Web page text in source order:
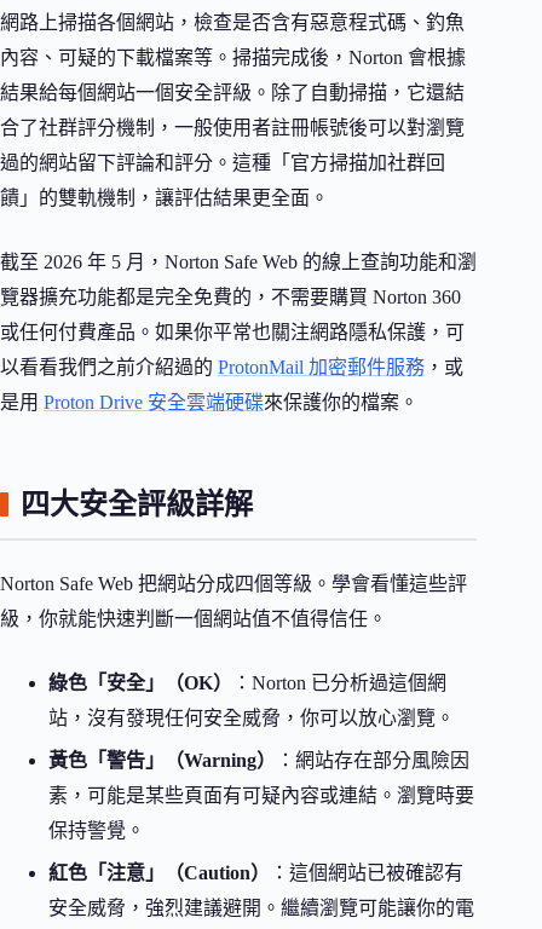
網路上掃描各個網站，檢查是否含有惡意程式碼、釣魚
內容、可疑的下載檔案等。掃描完成後，Norton 會根據
結果給每個網站一個安全評級。除了自動掃描，它還結
合了社群評分機制，一般使用者註冊帳號後可以對瀏覽
過的網站留下評論和評分。這種「官方掃描加社群回
饋」的雙軌機制，讓評估結果更全面。
截至 2026 年 5 月，Norton Safe Web 的線上查詢功能和瀏
覽器擴充功能都是完全免費的，不需要購買 Norton 360
或任何付費產品。如果你平常也關注網路隱私保護，可
以看看我們之前介紹過的 ProtonMail 加密郵件服務 ，或
是用 Proton Drive 安全雲端硬碟來保護你的檔案。
四大安全評級詳解
Norton Safe Web 把網站分成四個等級。學會看懂這些評
級，你就能快速判斷一個網站值不值得信任。
綠色「安全」（OK）
：Norton 已分析過這個網
站，沒有發現任何安全威脅，你可以放心瀏覽。
黃色「警告」（Warning）
：網站存在部分風險因
素，可能是某些頁面有可疑內容或連結。瀏覽時要
保持警覺。
紅色「注意」（Caution）
：這個網站已被確認有
安全威脅，強烈建議避開。繼續瀏覽可能讓你的電